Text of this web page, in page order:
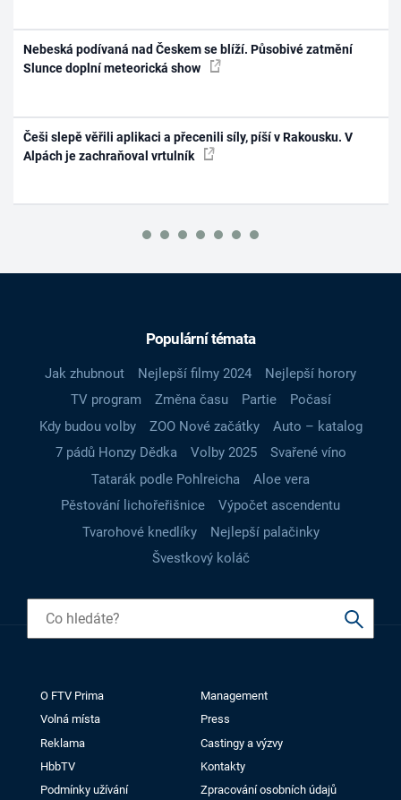
Nebeská podívaná nad Českem se blíží. Působivé zatmění
Slunce doplní meteorická show
Češi slepě věřili aplikaci a přecenili síly, píší v Rakousku. V
Alpách je zachraňoval vrtulník
Populární témata
Jak zhubnout Nejlepší filmy 2024
Nejlepší horory
TV program
Změna času Partie
Počasí
Kdy budou volby
ZOO Nové začátky
Auto – katalog
7 pádů Honzy Dědka
Volby 2025
Svařené víno
Tatarák podle Pohlreicha
Aloe vera
Pěstování lichořeřišnice
Výpočet ascendentu
Tvarohové knedlíky
Nejlepší palačinky
Švestkový koláč
O FTV Prima
Management
Volná místa
Press
Reklama
Castingy a výzvy
HbbTV
Kontakty
Podmínky užívání
Zpracování osobních údajů